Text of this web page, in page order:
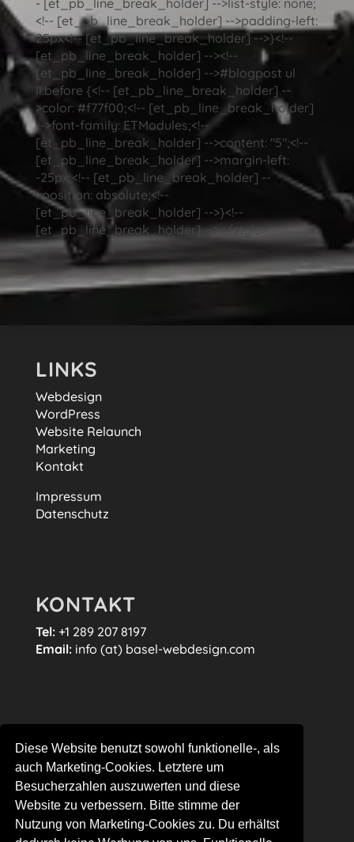
Diese Website benutzt sowohl funktionelle-, als
auch Marketing-Cookies. Letztere um
Besucherzahlen auszuwerten und diese
Website zu verbessern. Bitte stimme der
Nutzung von Marketing-Cookies zu. Du erhältst
- [et_pb_line_break_holder] -->list-style: none;
<!-- [et_pb_line_break_holder] -->padding-left:
25px<!-- [et_pb_line_break_holder] -->}<!--
[et_pb_line_break_holder] --><!--
[et_pb_line_break_holder] -->#blogpost ul
li:before {<!-- [et_pb_line_break_holder] --
>color: #f77f00;<!-- [et_pb_line_break_holder]
-->font-family: ETModules;<!--
[et_pb_line_break_holder] -->content: "5";<!--
[et_pb_line_break_holder] -->margin-left:
-25px;<!-- [et_pb_line_break_holder] --
>position: absolute;<!--
[et_pb_line_break_holder] -->}<!--
[et_pb_line_break_holder] --></style>
LINKS
Webdesign
WordPress
Website Relaunch
Marketing
Kontakt
Impressum
Datenschutz
KONTAKT
Tel: +1 289 207 8197
Email: info (at) basel-webdesign.com
FOLGE MIR…